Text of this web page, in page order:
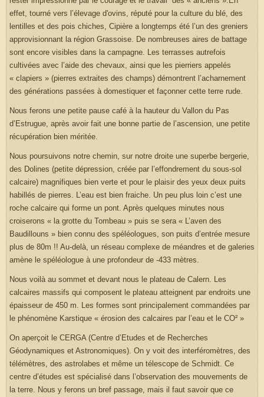
effet, tourné vers l’élevage d'ovins, réputé pour la culture du blé, des
lentilles et des pois chiches, Cipière a longtemps été l’un des greniers
approvisionnant la région Grassoise. De nombreuses aires de battage
sont encore visibles dans la campagne. Les terrasses autrefois
cultivées avec l’aide des chevaux, ainsi que les pierriers appelés
« clapiers » (pierres extraites des champs) démontrent l’acharnement
des générations passées à domestiquer et façonner cette terre rude.
Nous ferons une petite pause café à la hauteur du Vallon du Pas
d’Estrugue, après avoir fait une bonne partie de l’ascension, une petite
récupération bien méritée.
Nous poursuivons notre chemin, sur notre droite une superbe bergerie,
des Dolines (petite dépression, créée par l’effondrement du sous-sol
calcaire) magnifiques bien verte et pour le plaisir des yeux deux puits
habillés de pierres. L’eau est bien fraiche. Un peu plus loin c’est une
roche calcaire qui forme un pont. Après quelques minutes nous
croiserons « la grotte du Tombeau » puis se sera « L’aven des
Baudillouns » bien connu des spéléologues, son puits d’entrée mesure
plus de 80m !! Au-delà, un réseau complexe de méandres et de galeries
amène le spéléologue à une profondeur de -433 mètres.
Nous voilà au sommet et devant nous le plateau de Calern. Les
calcaires massifs qui composent le plateau atteignent par endroits une
épaisseur de 450 m. Les formes sont principalement commandées par
le phénomène Karstique « érosion des calcaires par l’eau et le CO² »
On aperçoit le CERGA (Centre d’Etudes et de Recherches
Géodynamiques et Astronomiques). On y voit des interféromètres, des
télémètres, des astrolabes et même un télescope de Schmidt. Ce
centre d’études est spécialisé dans l’observation des mouvements de
la terre. Nous y ferons un bref passage, mais il faut savoir que ce